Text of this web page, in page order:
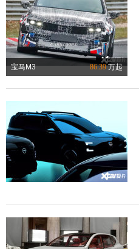
宝马M3 86.39万起